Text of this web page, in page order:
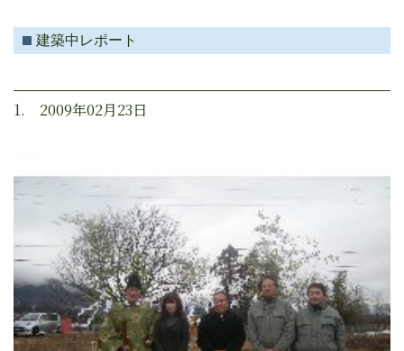
建築中レポート
1. 2009年02月23日